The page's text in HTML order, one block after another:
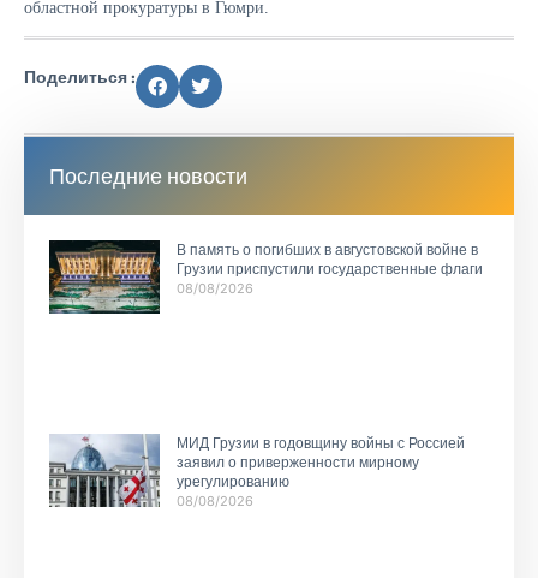
областной прокуратуры в Гюмри.
Поделиться :
Последние новости
В память о погибших в августовской войне в
Грузии приспустили государственные флаги
08/08/2026
МИД Грузии в годовщину войны с Россией
заявил о приверженности мирному
урегулированию
08/08/2026